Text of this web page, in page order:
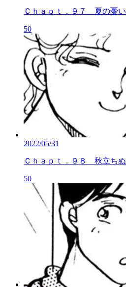
Ｃｈａｐｔ．９７ 夏の憂い
50
2022/05/31
Ｃｈａｐｔ．９８ 秋立ちぬ
50